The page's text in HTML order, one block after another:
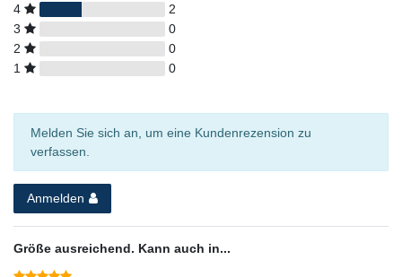
4
2
3
0
2
0
1
0
Melden Sie sich an, um eine Kundenrezension zu
verfassen.
Anmelden
Größe ausreichend. Kann auch in...